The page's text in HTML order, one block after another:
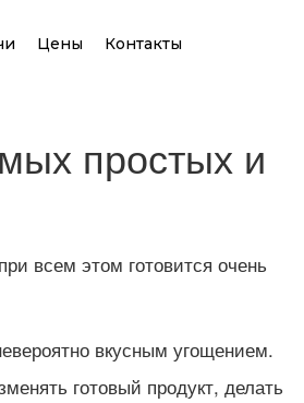
Цены Контакты
простых и
всем этом готовится очень
вкусным угощением.
готовый продукт, делать